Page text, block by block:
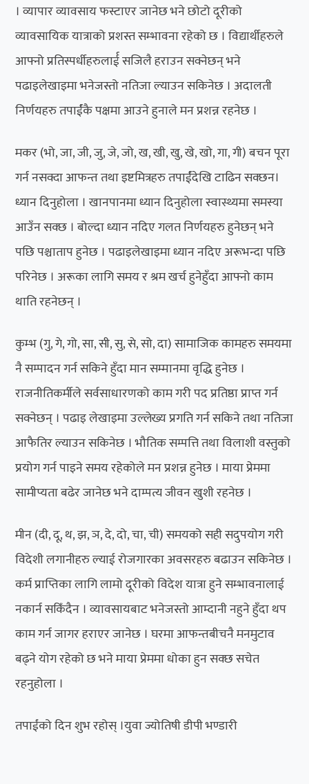
। व्यापार व्यावसाय फस्टाएर जानेछ भने छोटो दूरीको
व्यावसायिक यात्राको प्रशस्त सम्भावना रहेको छ । विद्यार्थीहरुले
आफ्नो प्रतिस्पर्धीहरुलार्ई सजिलै हराउन सक्नेछन् भने
पढाइलेखाइमा भनेजस्तो नतिजा ल्याउन सकिनेछ । अदालती
निर्णयहरु तपार्ईंकै पक्षमा आउने हुनाले मन प्रशन्न रहनेछ ।
मकर (भो, जा, जी, जु, जे, जो, ख, खी, खु, खे, खो, गा, गी) बचन पूरा
गर्न नसक्दा आफन्त तथा इष्टमित्रहरु तपार्ईंदेखि टाढिन सक्छन।
ध्यान दिनुहोला । खानपानमा ध्यान दिनुहोला स्वास्थ्यमा समस्या
आउँन सक्छ । बोल्दा ध्यान नदिए गलत निर्णयहरु हुनेछन् भने
पछि पश्चाताप हुनेछ । पढाइलेखाइमा ध्यान नदिए अरूभन्दा पछि
परिनेछ । अरूका लागि समय र श्रम खर्च हुनेहुँदा आफ्नो काम
थाति रहनेछन् ।
कुम्भ (गु, गे, गो, सा, सी, सु, से, सो, दा) सामाजिक कामहरु समयमा
नै सम्पादन गर्न सकिने हुँदा मान सम्मानमा वृद्धि हुनेछ ।
राजनीतिकर्मीले सर्वसाधारणको काम गरी पद प्रतिष्ठा प्राप्त गर्न
सक्नेछन् । पढाइ लेखाइमा उल्लेख्य प्रगति गर्न सकिने तथा नतिजा
आफैतिर ल्याउन सकिनेछ । भौतिक सम्पत्ति तथा विलाशी वस्तुको
प्रयोग गर्न पाइने समय रहेकोले मन प्रशन्न हुनेछ । माया प्रेममा
सामीप्यता बढेर जानेछ भने दाम्पत्य जीवन खुशी रहनेछ ।
मीन (दी, दू, थ, झ, ञ, दे, दो, चा, ची) समयको सही सदुपयोग गरी
विदेशी लगानीहरु ल्याई रोजगारका अवसरहरु बढाउन सकिनेछ ।
कर्म प्राप्तिका लागि लामो दूरीको विदेश यात्रा हुने सम्भावनालाई
नकार्न सकिँदैन । व्यावसायबाट भनेजस्तो आम्दानी नहुने हुँदा थप
काम गर्न जागर हराएर जानेछ । घरमा आफन्तबीचनै मनमुटाव
बढ्ने योग रहेको छ भने माया प्रेममा धोका हुन सक्छ सचेत
रहनुहोला ।
तपाईंको दिन शुभ रहोस् ।युवा ज्योतिषी डीपी भण्डारी